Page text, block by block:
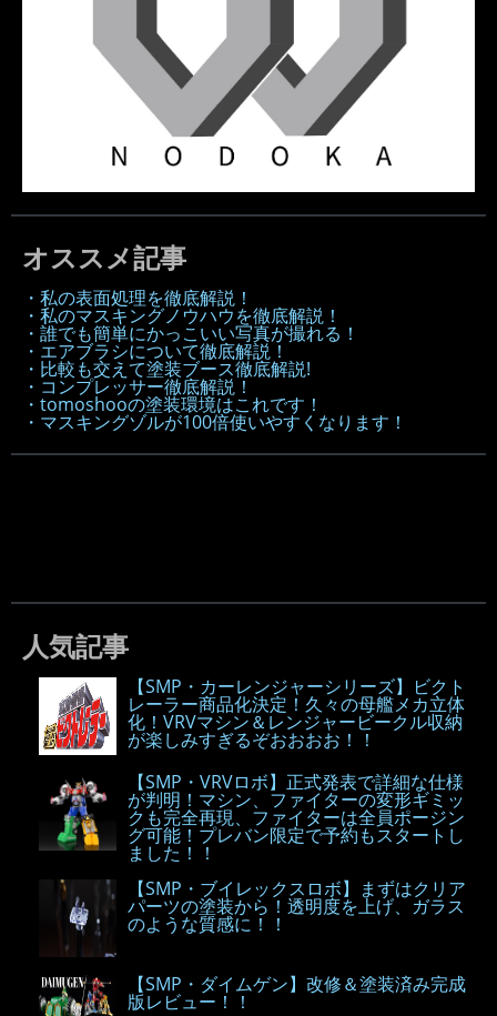
オススメ記事
・私の表面処理を徹底解説！
・私のマスキングノウハウを徹底解説！
・誰でも簡単にかっこいい写真が撮れる！
・エアブラシについて徹底解説！
・比較も交えて塗装ブース徹底解説!
・コンプレッサー徹底解説！
・tomoshooの塗装環境はこれです！
・マスキングゾルが100倍使いやすくなります！
人気記事
【SMP・カーレンジャーシリーズ】ビクト
レーラー商品化決定！久々の母艦メカ立体
化！VRVマシン＆レンジャービークル収納
が楽しみすぎるぞおおおお！！
【SMP・VRVロボ】正式発表で詳細な仕様
が判明！マシン、ファイターの変形ギミッ
クも完全再現、ファイターは全員ポージン
グ可能！プレバン限定で予約もスタートし
ました！！
【SMP・ブイレックスロボ】まずはクリア
パーツの塗装から！透明度を上げ、ガラス
のような質感に！！
【SMP・ダイムゲン】改修＆塗装済み完成
版レビュー！！